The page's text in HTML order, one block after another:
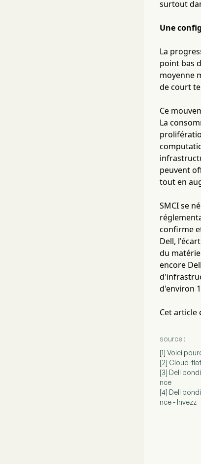
surtout
Une
La
point bas
moyenne
de court
Ce
La
peuvent
tout en
SMCI se
confirme
Dell,
du
encore
d'environ
Cet
source :
[1] Voici
[2] Cloud-
[3] Dell
nce
[4] Dell
nce - Invezz